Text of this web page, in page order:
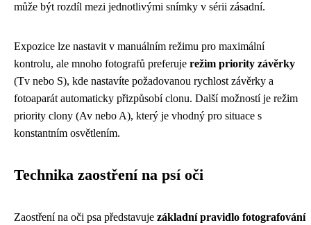
může být rozdíl mezi jednotlivými snímky v sérii zásadní.
Expozice lze nastavit v manuálním režimu pro maximální
kontrolu, ale mnoho fotografů preferuje režim priority závěrky
(Tv nebo S), kde nastavíte požadovanou rychlost závěrky a
fotoaparát automaticky přizpůsobí clonu. Další možností je režim
priority clony (Av nebo A), který je vhodný pro situace s
konstantním osvětlením.
Technika zaostření na psí oči
Zaostření na oči psa představuje základní pravidlo fotografování